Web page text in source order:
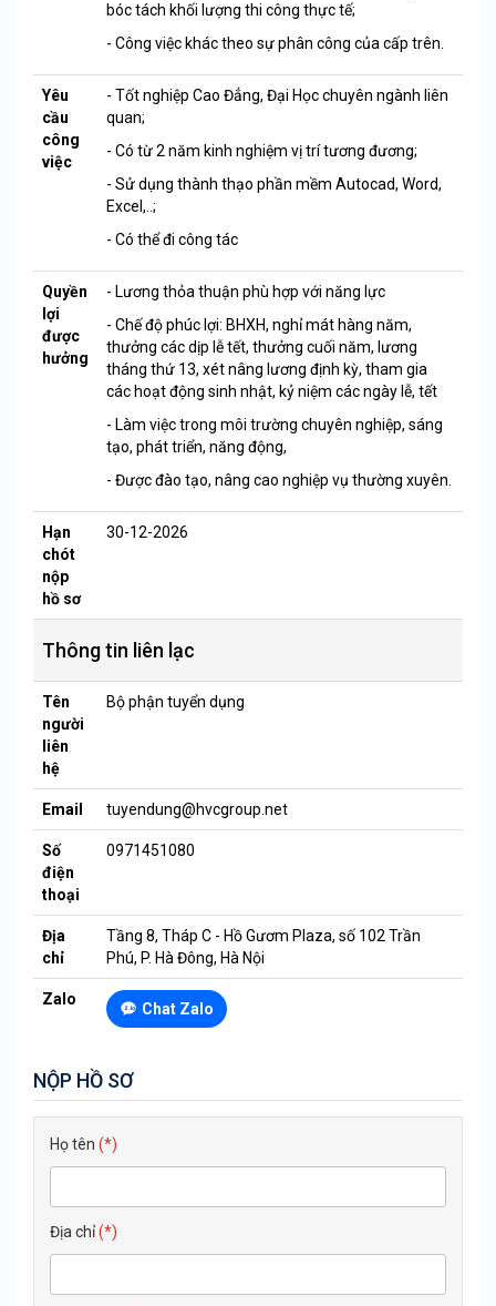
bóc tách khối lượng thi công thực tế;
- Công việc khác theo sự phân công của cấp trên.
Yêu
cầu
công
việc
- Tốt nghiệp Cao Đẳng, Đại Học chuyên ngành liên
quan;
- Có từ 2 năm kinh nghiệm vị trí tương đương;
- Sử dụng thành thạo phần mềm Autocad, Word,
Excel,..;
- Có thể đi công tác
Quyền
lợi
được
hưởng
- Lương thỏa thuận phù hợp với năng lực
- Chế độ phúc lợi: BHXH, nghỉ mát hàng năm,
thưởng các dịp lễ tết, thưởng cuối năm, lương
tháng thứ 13, xét nâng lương định kỳ, tham gia
các hoạt động sinh nhật, kỷ niệm các ngày lễ, tết
- Làm việc trong môi trường chuyên nghiệp, sáng
tạo, phát triển, năng động,
- Được đào tạo, nâng cao nghiệp vụ thường xuyên.
Hạn
chót
nộp
hồ sơ
30-12-2026
Thông tin liên lạc
Tên
người
liên
hệ
Bộ phận tuyển dụng
Email tuyendung@hvcgroup.net
Số
điện
thoại
0971451080
Địa
chỉ
Tầng 8, Tháp C - Hồ Gươm Plaza, số 102 Trần
Phú, P. Hà Đông, Hà Nội
Zalo
Chat Zalo
NỘP HỒ SƠ
Họ tên (*)
Địa chỉ(*)